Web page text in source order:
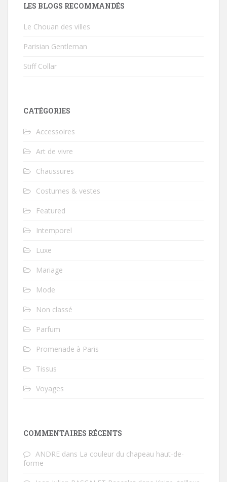
LES BLOGS RECOMMANDÉS
Le Chouan des villes
Parisian Gentleman
Stiff Collar
CATÉGORIES
Accessoires
Art de vivre
Chaussures
Costumes & vestes
Featured
Intemporel
Luxe
Mariage
Mode
Non classé
Parfum
Promenade à Paris
Tissus
Voyages
COMMENTAIRES RÉCENTS
ANDRE dans La couleur du chapeau haut-de-
forme